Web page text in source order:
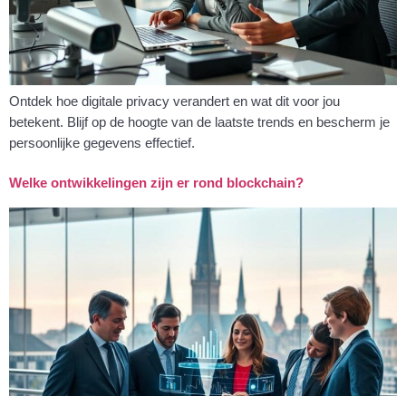
Ontdek hoe digitale privacy verandert en wat dit voor jou
betekent. Blijf op de hoogte van de laatste trends en bescherm je
persoonlijke gegevens effectief.
Welke ontwikkelingen zijn er rond blockchain?